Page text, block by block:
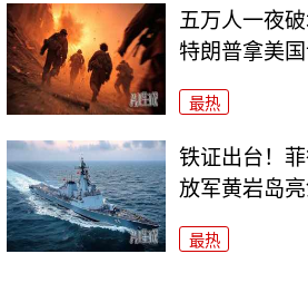
五万人一夜
特朗普拿美
最热
铁证出台！
放军黄岩岛亮
最热